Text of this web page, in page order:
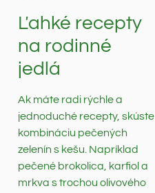
Ľahké recepty
na rodinné
jedlá
Ak máte radi rýchle a
jednoduché recepty, skúste
kombináciu pečených
zelenín s kešu. Napríklad
pečené brokolica, karfiol a
mrkva s trochou olivového